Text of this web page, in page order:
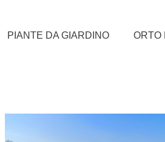
PIANTE DA GIARDINO ORTO